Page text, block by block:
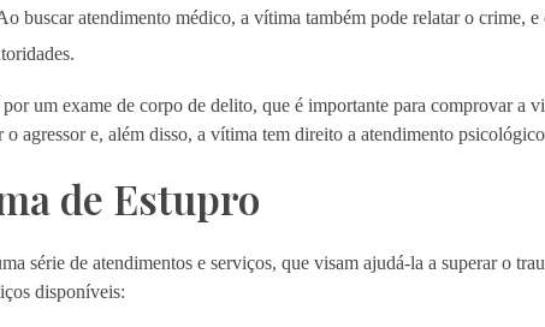
buscar atendimento médico, a vítima também pode relatar o crime,
um exame de corpo de delito, que é importante para comprovar a
o agressor e, além disso, a vítima tem direito a atendimento
de Estupro
série de atendimentos e serviços, que visam ajudá-la a superar o
disponíveis: